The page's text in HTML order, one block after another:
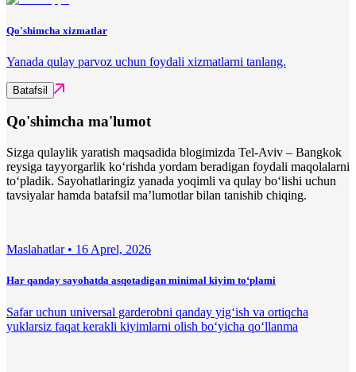
Qo'shimcha xizmatlar
Yanada qulay parvoz uchun foydali xizmatlarni tanlang.
Batafsil
Qo'shimcha ma'lumot
Sizga qulaylik yaratish maqsadida blogimizda Tel-Aviv – Bangkok
reysiga tayyorgarlik ko‘rishda yordam beradigan foydali maqolalarni
to‘pladik. Sayohatlaringiz yanada yoqimli va qulay bo‘lishi uchun
tavsiyalar hamda batafsil ma’lumotlar bilan tanishib chiqing.
Maslahatlar • 16 Aprel, 2026
Har qanday sayohatda asqotadigan minimal kiyim to‘plami
Safar uchun universal garderobni qanday yig‘ish va ortiqcha
yuklarsiz faqat kerakli kiyimlarni olish bo‘yicha qo‘llanma